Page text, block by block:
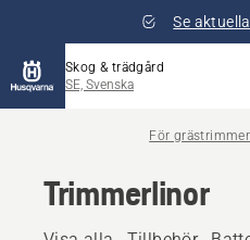
Se
Skog & trädgård
SE, Svenska
För
Trimmerlinor